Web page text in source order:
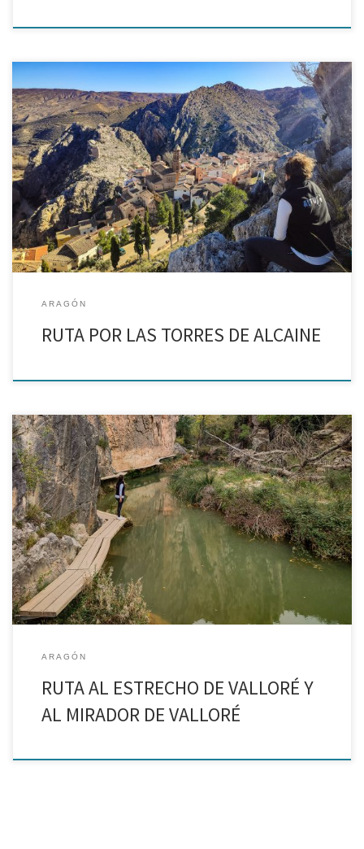
Excursión en familia entre torres medievales ¿Estás buscando una
excursión cerca de Zaragoza para pasar el día? Estamos en
Alcaine para hacer un recorrido por el que fue uno de los mayores
conjuntos defensivos del Teruel […]
ARAGÓN
RUTA POR LAS TORRES DE ALCAINE
Las pasarelas de Montoro de Mezquita Nos vamos de ruta
senderista partiendo de Montoro de Mezquita, un pequeño
pueblo del Maestrazgo turolense. Me atrevo a decir que es una de
las excursiones imprescindibles en Aragón porque […]
ARAGÓN
RUTA AL ESTRECHO DE VALLORÉ Y
AL MIRADOR DE VALLORÉ